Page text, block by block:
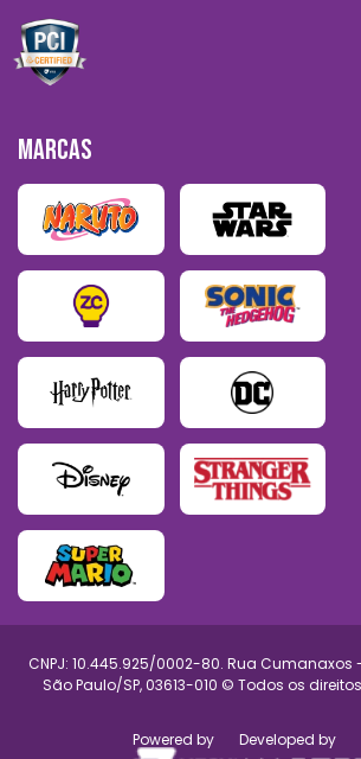
MARCAS
CNPJ: 10.445.925/0002-80. Rua Cumanaxos
São Paulo/SP, 03613-010 © Todos os
Powered by Developed by